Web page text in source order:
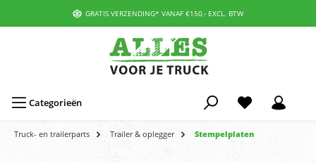
GRATIS VERZENDING* VANAF €150,- EXCL. BTW
Categorieën
Truck- en trailerparts Trailer & oplegger Stempelplaten